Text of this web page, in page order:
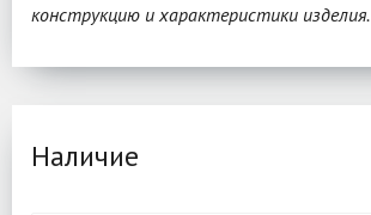
конструкцию и характеристики изделия.
Наличие